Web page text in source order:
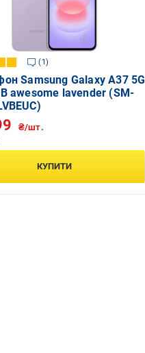
1
Samsung Galaxy A37 5G
awesome lavender (SM-
₴/шт.
КУПИТИ